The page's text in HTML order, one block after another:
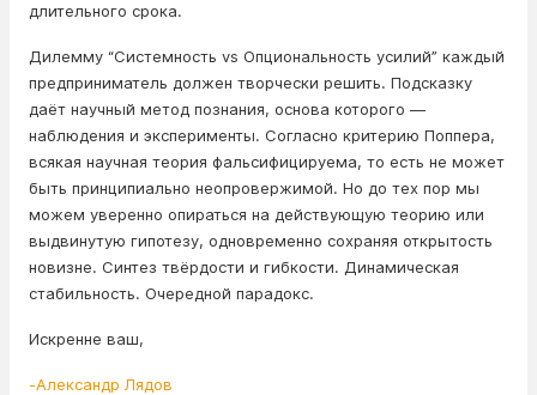
длительного срока.
Дилемму “Системность vs Опциональность усилий” каждый
предприниматель должен творчески решить. Подсказку
даёт научный метод познания, основа которого —
наблюдения и эксперименты. Согласно критерию Поппера,
всякая научная теория фальсифицируема, то есть не может
быть принципиально неопровержимой. Но до тех пор мы
можем уверенно опираться на действующую теорию или
выдвинутую гипотезу, одновременно сохраняя открытость
новизне. Синтез твёрдости и гибкости. Динамическая
стабильность. Очередной парадокс.
Искренне ваш,
-Александр Лядов